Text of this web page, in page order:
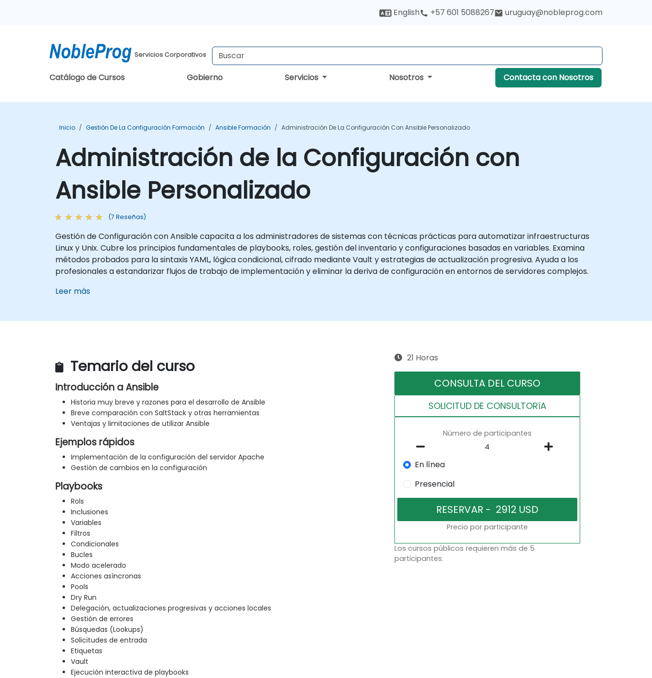
English +57 601 5088267 uruguay@nobleprog.com
Servicios Corporativos
Catálogo de Cursos Gobierno Servicios Nosotros Contacta con Nosotros
Inicio Gestión De La Configuración Formación Ansible Formación Administración De La Configuración Con Ansible Personalizado
Administración de la Configuración con
Ansible Personalizado
(7 Reseñas)
Gestión de Configuración con Ansible capacita a los administradores de sistemas con técnicas prácticas para automatizar infraestructuras
Linux y Unix. Cubre los principios fundamentales de playbooks, roles, gestión del inventario y configuraciones basadas en variables. Examina
métodos probados para la sintaxis YAML, lógica condicional, cifrado mediante Vault y estrategias de actualización progresiva. Ayuda a los
profesionales a estandarizar flujos de trabajo de implementación y eliminar la deriva de configuración en entornos de servidores complejos.
Leer más
Temario del curso
Introducción a Ansible
Historia muy breve y razones para el desarrollo de Ansible
Breve comparación con SaltStack y otras herramientas
Ventajas y limitaciones de utilizar Ansible
Ejemplos rápidos
Implementación de la configuración del servidor Apache
Gestión de cambios en la configuración
Playbooks
Rols
Inclusiones
Variables
Filtros
Condicionales
Bucles
Modo acelerado
Acciones asíncronas
Pools
Dry Run
Delegación, actualizaciones progresivas y acciones locales
Gestión de errores
Búsquedas (Lookups)
Solicitudes de entrada
Etiquetas
Vault
Ejecución interactiva de playbooks
21 Horas
CONSULTA DEL CURSO
SOLICITUD DE CONSULTORíA
Número de participantes
En línea
Presencial
Precio por participante
Los cursos públicos requieren más de 5
participantes.